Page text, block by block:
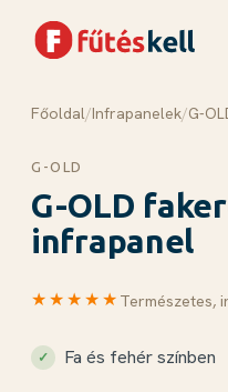
Menü
Termékek
Rólunk
Tudástár
Blog
Kosár
Főoldal/Infrapanelek/G-
G-OLD
G-OLD
infrapanel
★★★★★ Természetes,
Fa és fehér színben